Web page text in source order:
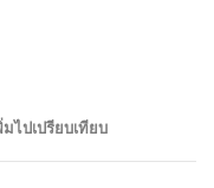
มไปเปรียบเทียบ